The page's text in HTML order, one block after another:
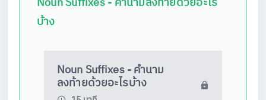
บ้าง
Noun Suffixes - คำนาม
ลงท้ายด้วยอะไรบ้าง